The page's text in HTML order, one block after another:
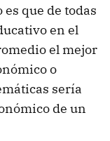
que de todas
en el
el mejor
o
sería
de un